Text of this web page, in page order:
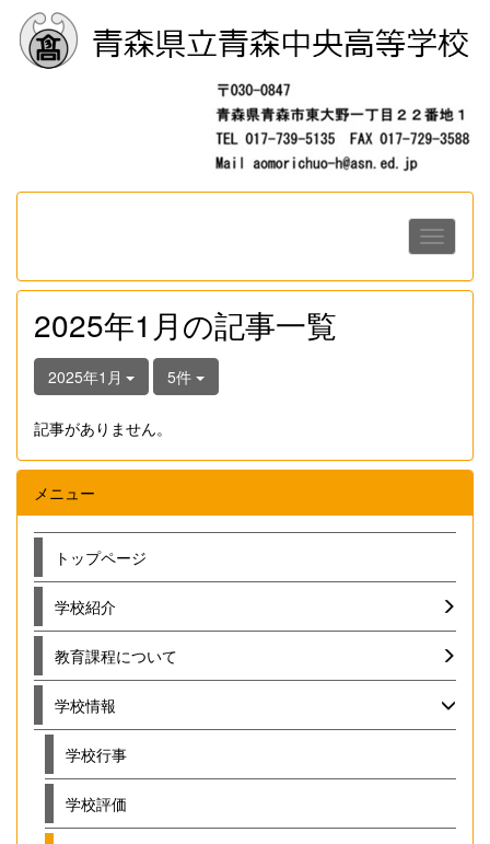
2025年1月の記事一覧
2025年1月 5件
記事がありません。
メニュー
トップページ
学校紹介
教育課程について
学校情報
学校行事
学校評価